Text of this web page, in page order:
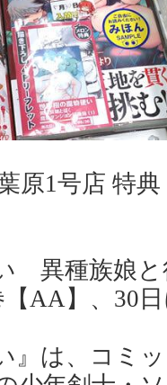
原1号店 特
異種族娘
AA】、30
』は、コミ